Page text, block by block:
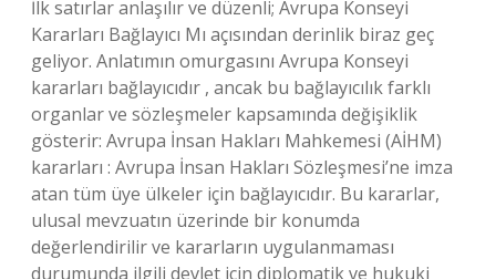
İlk satırlar anlaşılır ve düzenli; Avrupa Konseyi
Kararları Bağlayıcı Mı açısından derinlik biraz geç
geliyor. Anlatımın omurgasını Avrupa Konseyi
kararları bağlayıcıdır , ancak bu bağlayıcılık farklı
organlar ve sözleşmeler kapsamında değişiklik
gösterir: Avrupa İnsan Hakları Mahkemesi (AİHM)
kararları : Avrupa İnsan Hakları Sözleşmesi’ne imza
atan tüm üye ülkeler için bağlayıcıdır. Bu kararlar,
ulusal mevzuatın üzerinde bir konumda
değerlendirilir ve kararların uygulanmaması
durumunda ilgili devlet için diplomatik ve hukuki